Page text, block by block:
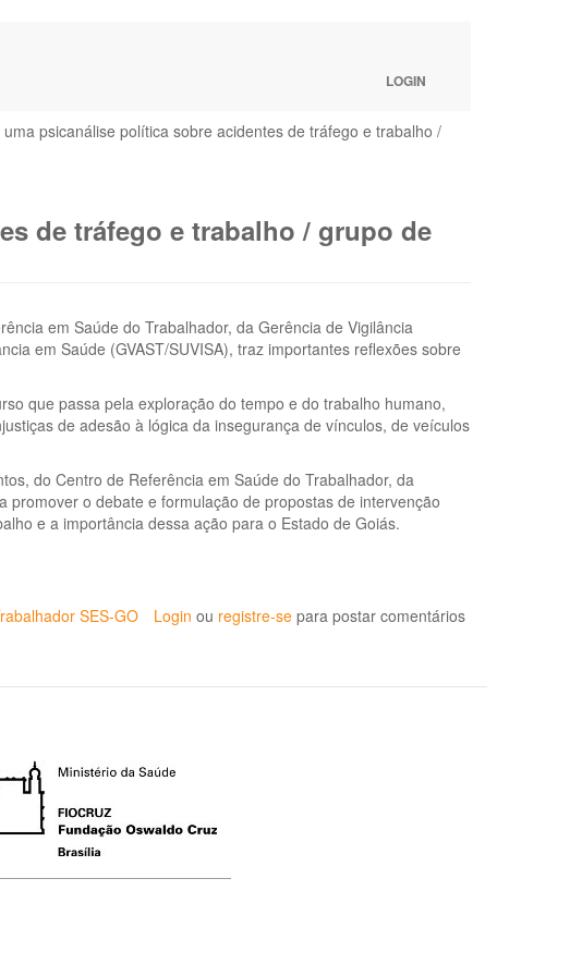
LOGIN
psicanálise política sobre acidentes de tráfego e trabalho /
de tráfego e trabalho / grupo de
em Saúde do Trabalhador, da Gerência de Vigilância
em Saúde (GVAST/SUVISA), traz importantes reflexões sobre
que passa pela exploração do tempo e do trabalho humano,
de adesão à lógica da insegurança de vínculos, de veículos
do Centro de Referência em Saúde do Trabalhador, da
promover o debate e formulação de propostas de intervenção
e a importância dessa ação para o Estado de Goiás.
SES-GO
Login ou registre-se para postar comentários